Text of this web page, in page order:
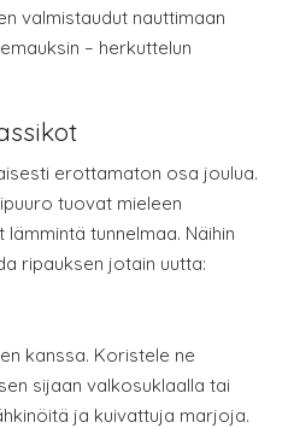
valmistaudut nauttimaan
– herkuttelun
erottamaton osa joulua.
tuovat mieleen
tunnelmaa. Näihin
ripauksen jotain uutta:
kanssa. Koristele ne
sijaan valkosuklaalla tai
ja kuivattuja marjoja.